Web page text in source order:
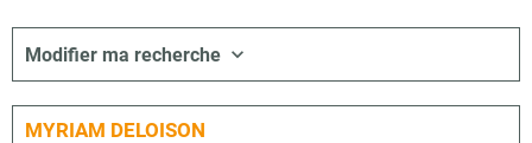
Modifier ma recherche
MYRIAM DELOISON